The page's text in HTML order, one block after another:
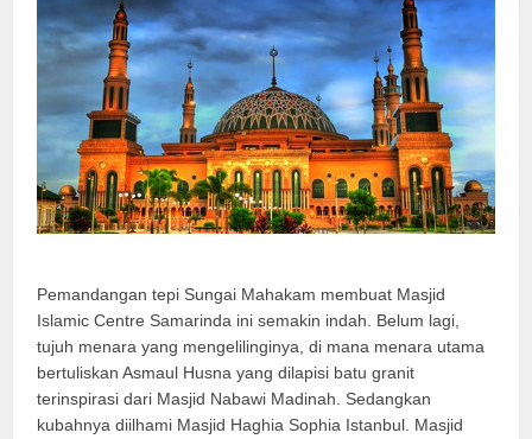
Pemandangan tepi Sungai Mahakam membuat Masjid
Islamic Centre Samarinda ini semakin indah. Belum lagi,
tujuh menara yang mengelilinginya, di mana menara utama
bertuliskan Asmaul Husna yang dilapisi batu granit
terinspirasi dari Masjid Nabawi Madinah. Sedangkan
kubahnya diilhami Masjid Haghia Sophia Istanbul. Masjid